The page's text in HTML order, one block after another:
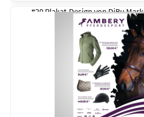
#20 Plakat-Design vonDiBu